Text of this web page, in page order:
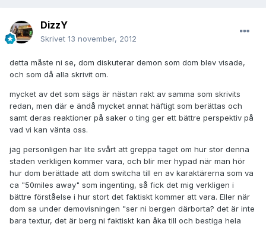
DizzY
Skrivet 13 november, 2012
detta måste ni se, dom diskuterar demon som dom blev visade,
och som då alla skrivit om.
mycket av det som sägs är nästan rakt av samma som skrivits
redan, men där e ändå mycket annat häftigt som berättas och
samt deras reaktioner på saker o ting ger ett bättre perspektiv på
vad vi kan vänta oss.
jag personligen har lite svårt att greppa taget om hur stor denna
staden verkligen kommer vara, och blir mer hypad när man hör
hur dom berättade att dom switcha till en av karaktärerna som va
ca "50miles away" som ingenting, så fick det mig verkligen i
bättre förståelse i hur stort det faktiskt kommer att vara. Eller när
dom sa under demovisningen "ser ni bergen därborta? det är inte
bara textur, det är berg ni faktiskt kan åka till och bestiga hela